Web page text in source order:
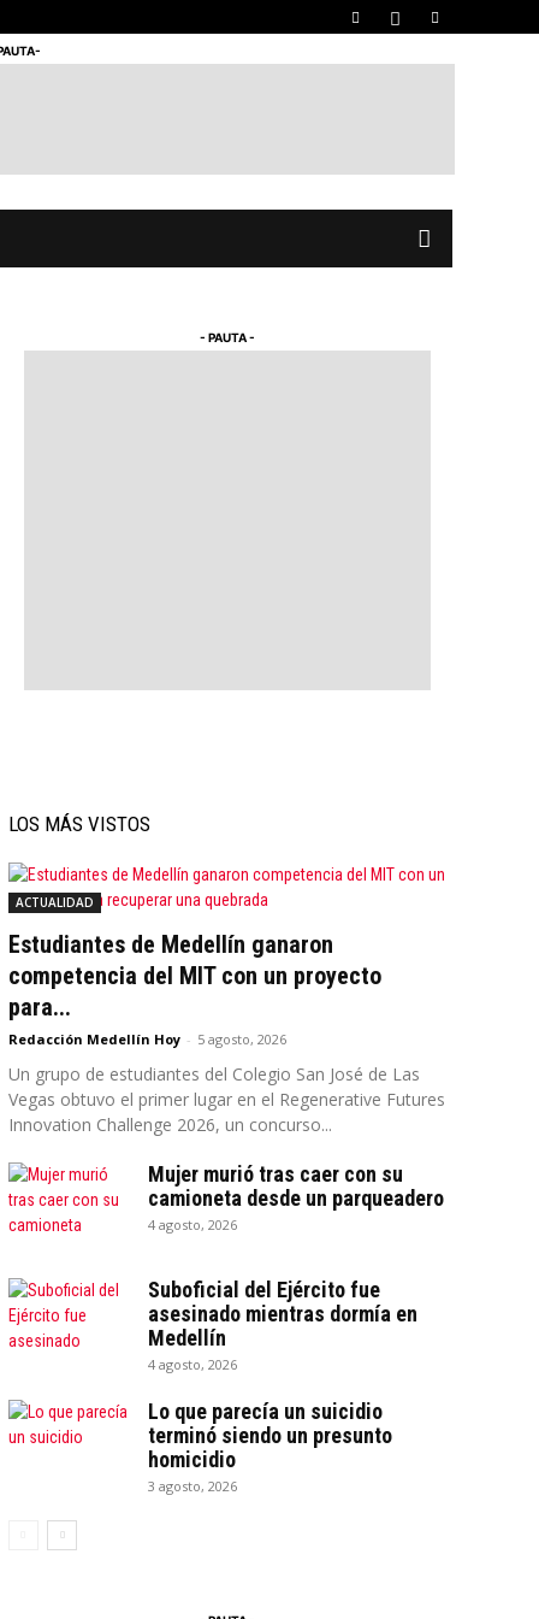
- PAUTA -
LOS MÁS VISTOS
ACTUALIDAD
Estudiantes de Medellín ganaron
competencia del MIT con un proyecto
para...
Redacción Medellín Hoy - 5 agosto, 2026
Un grupo de estudiantes del Colegio San José de Las
Vegas obtuvo el primer lugar en el Regenerative Futures
Innovation Challenge 2026, un concurso...
Mujer murió tras caer con su
camioneta desde un parqueadero
4 agosto, 2026
Suboficial del Ejército fue
asesinado mientras dormía en
Medellín
4 agosto, 2026
Lo que parecía un suicidio
terminó siendo un presunto
homicidio
3 agosto, 2026